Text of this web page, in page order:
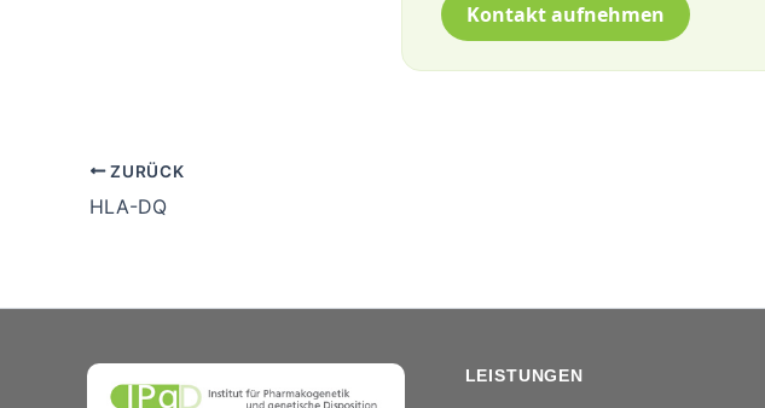
Kontakt aufnehmen
ZURÜCK
HLA-DQ
LEISTUNGEN